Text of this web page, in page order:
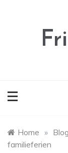
Home » Blog
familieferien